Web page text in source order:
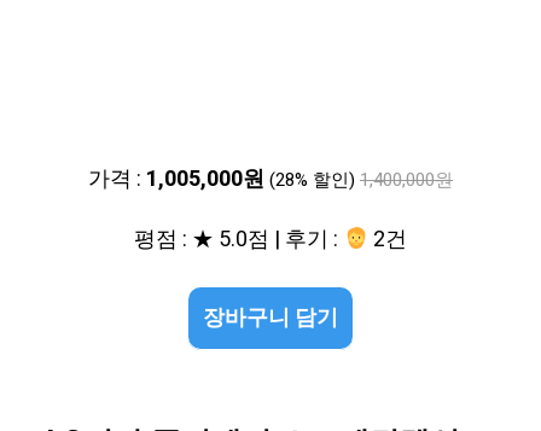
가격 : 1,005,000원 (28% 할인) 1,400,000원
평점 : ★ 5.0점 | 후기 : 2건
장바구니 담기